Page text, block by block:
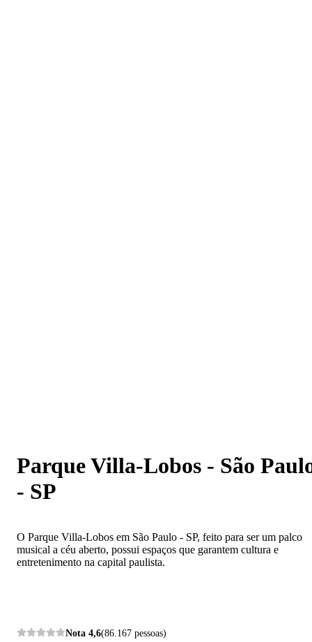
Parque Villa-Lobos - São
- SP
O Parque Villa-Lobos em São Paulo - SP, feito para ser um palco
musical a céu aberto, possui espaços que garantem cultura e
entretenimento na capital paulista.
Nota 4,6(86.167 pessoas)